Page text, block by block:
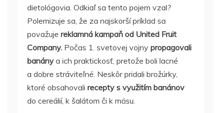
dietológovia. Odkiaľ sa tento pojem vzal?
Polemizuje sa, že za najskorší príklad sa
považuje reklamná kampaň od United Fruit
Company. Počas 1. svetovej vojny propagovali
banány a ich praktickosť, pretože boli lacné
a dobre stráviteľné. Neskôr pridali brožúrky,
ktoré obsahovali recepty s využitím banánov
do cereálií, k šalátom či k mäsu.